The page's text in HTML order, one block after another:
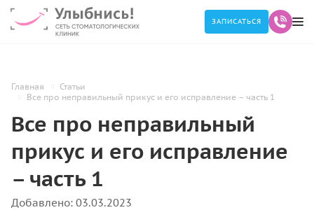
ЗАПИСАТЬСЯ
Главная
Статьи
Все про неправильный прикус и его исправление – часть 1
Все про неправильный
прикус и его исправление
– часть 1
Добавлено: 03.03.2023